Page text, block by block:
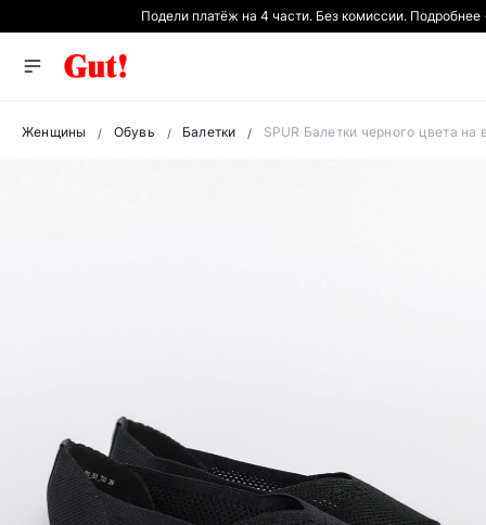
Подели платёж на 4 части. Без комиссии.
Женщины Обувь Балетки SPUR Балетки черного цвета на